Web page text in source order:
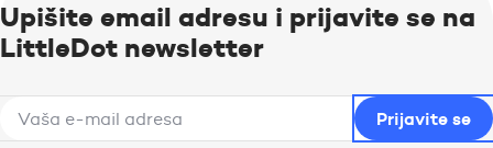
Upišite email adresu i prijavite se na
LittleDot newsletter